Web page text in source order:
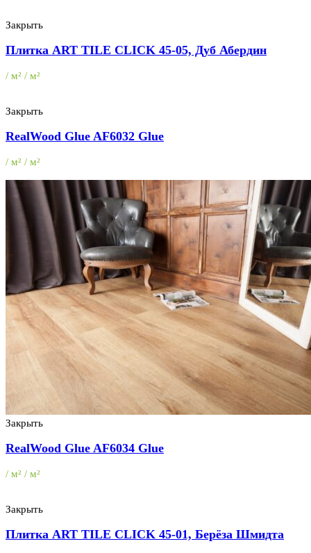
Закрыть
Плитка ART TILE CLICK 45-05, Дуб Абердин
/ м² / м²
Закрыть
RealWood Glue AF6032 Glue
/ м² / м²
Закрыть
RealWood Glue AF6034 Glue
/ м² / м²
Закрыть
Плитка ART TILE CLICK 45-01, Берёза Шмидта